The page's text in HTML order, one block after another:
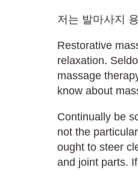
저는 발마사지
Restorative
relaxation.
massage
know about
Continually be
not the
ought to steer
and joint parts.